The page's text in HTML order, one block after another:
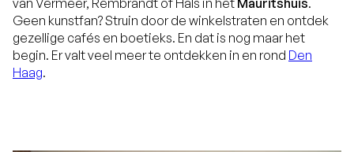
Geen kunstfan? Struin door de winkelstraten en ontdek
gezellige cafés en boetieks. En dat is nog maar het
begin. Er valt veel meer te ontdekken in en rond Den
Haag.